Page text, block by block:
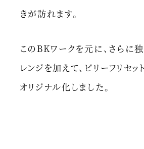
きが訪れます。
このBKワークを元に、さらに
レンジを加えて、ビリーフリセッ
オリジナル化しました。